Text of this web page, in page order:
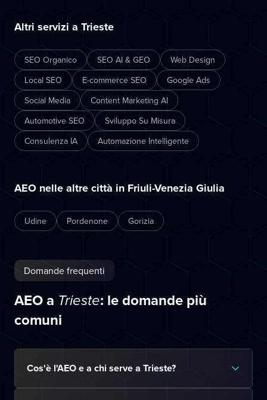
Altri servizi a Trieste
SEO Organico SEO AI & GEO
Web Design
Local SEO
E-commerce SEO
Google Ads
Social Media
Content Marketing AI
Automotive SEO
Sviluppo Su Misura
Consulenza IA
Automazione Intelligente
AEO nelle altre città in Friuli-Venezia Giulia
Udine Pordenone Gorizia
Domande frequenti
AEO a Trieste: le domande più
comuni
Cos'è l'AEO e a chi serve a Trieste?